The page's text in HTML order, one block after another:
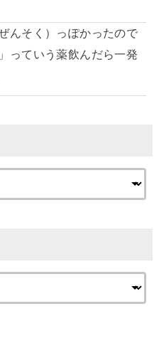
んそく）っぽかったので
っていう薬飲んだら一発